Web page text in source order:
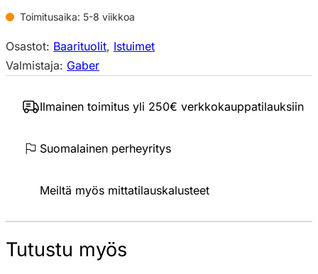
Toimitusaika: 5-8 viikkoa
Osastot: Baarituolit, Istuimet
Valmistaja: Gaber
Ilmainen toimitus yli 250€ verkkokauppatilauksiin
Suomalainen perheyritys
Meiltä myös mittatilauskalusteet
Tutustu myös